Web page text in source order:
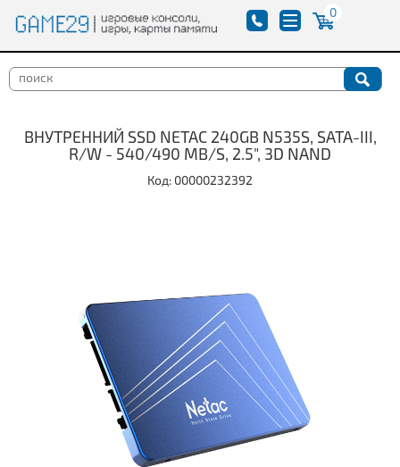
0
ВНУТРЕННИЙ SSD NETAC 240GB N535S, SATA-III,
R/W - 540/490 MB/S, 2.5", 3D NAND
Код: 00000232392